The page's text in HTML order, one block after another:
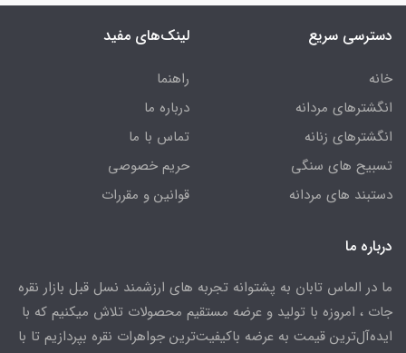
دسترسی سریع
خانه
انگشترهای مردانه
انگشترهای زنانه
تسبیح های سنگی
دستبند های مردانه
لینک‌های مفید
راهنما
درباره ما
تماس با ما
حریم خصوصی
قوانین و مقررات
درباره ما
ما در الماس تابان به پشتوانه تجربه های ارزشمند نسل قبل بازار نقره
جات ، امروزه با تولید و عرضه مستقیم محصولات تلاش میکنیم که با
ایده‌آل‌ترین قیمت به عرضه باکیفیت‌ترین جواهرات نقره بپردازیم تا با